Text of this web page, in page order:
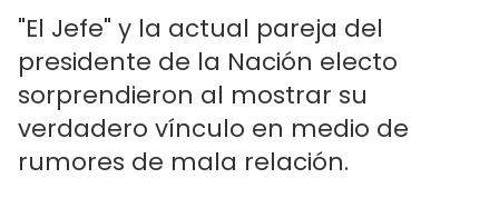
"El Jefe" y la actual pareja del
presidente de la Nación electo
sorprendieron al mostrar su
verdadero vínculo en medio de
rumores de mala relación.